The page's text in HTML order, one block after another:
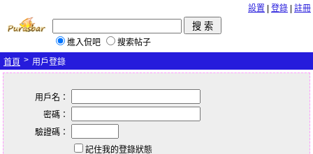
設置 登錄 註冊
進入侃吧
搜索帖子
首頁 > 用戶登錄
用戶名：
密碼：
驗證碼：
記住我的登錄狀態